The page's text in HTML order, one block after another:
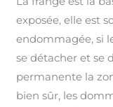
exposée, elle est
endommagée, si
se détacher et se
permanente la
bien sûr, les